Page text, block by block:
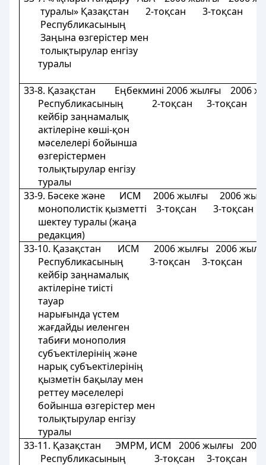
туралы» Қазақстан 2-тоқсан 3-тоқсан 3-
Республикасының
Заңына өзгерістер мен
толықтырулар енгізу
туралы
33-8. Қазақстан Еңбекмині 2006 жылғы 2006
Республикасының 2-тоқсан 3-тоқсан
кейбір заңнамалық
актілеріне көші-қон
мәселелері бойынша
өзгерістермен
толықтырулар енгізу
туралы
33-9. Бәсеке және ИСМ 2006 жылғы 2006
монополистік қызметті 3-тоқсан 3-тоқсан
шектеу туралы (жаңа
редакция)
33-10. Қазақстан ИСМ 2006 жылғы 2006
Республикасының 3-тоқсан 3-тоқсан 3-
кейбір заңнамалық
актілеріне тиісті
тауар
нарығында үстем
жағдайды иеленген
табиғи монополия
субъектілерінің және
нарық субъектілерінің
қызметін бақылау мен
реттеу мәселелерi
бойынша өзгерістер мен
толықтырулар енгізу
туралы
33-11. Қазақстан ЭМРМ, ИСМ 2006 жылғы
Республикасының 3-тоқсан 3-тоқсан